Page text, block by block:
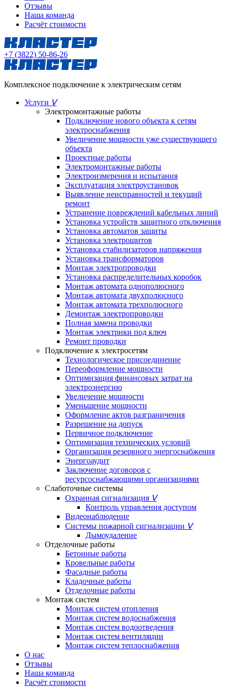
Отзывы
Наша команда
Расчёт стоимости
+7 (3822) 50-86-26
Комплексное подключение к электрическим сетям
Услуги ᐯ
Электромонтажные работы
Подключение нового объекта к сетям
электроснабжения
Увеличение мощности уже существующего
объекта
Проектные работы
Электромонтажные работы
Электроизмерения и испытания
Эксплуатация электроустановок
Выявление неисправностей и текущий
ремонт
Устранение повреждений кабельных линий
Установка устройств защитного отключения
Установка автоматов защиты
Установка электрощитов
Установка стабилизаторов напряжения
Установка трансформаторов
Монтаж электропроводки
Установка распределительных коробок
Монтаж автомата однополюсного
Монтаж автомата двухполюсного
Монтаж автомата трехполюсного
Демонтаж электропроводки
Полная замена проводки
Монтаж электрики под ключ
Ремонт проводки
Подключение к электросетям
Технологическое присоединение
Переоформление мощности
Оптимизация финансовых затрат на
электроэнергию
Увеличение мощности
Уменьшение мощности
Оформление актов разграничения
Разрешение на допуск
Первичное подключение
Оптимизация технических условий
Организация резервного энергоснабжения
Энергоаудит
Заключение договоров с
ресурсоснабжающими организациями
Слаботочные системы
Охранная сигнализация ᐯ
Контроль управления доступом
Видеонаблюдение
Системы пожарной сигнализации ᐯ
Дымоудаление
Отделочные работы
Бетонные работы
Кровельные работы
Фасадные работы
Кладочные работы
Отделочные работы
Монтаж систем
Монтаж систем отопления
Монтаж систем водоснабжения
Монтаж систем водоотведения
Монтаж систем вентиляции
Монтаж систем теплоснабжения
О нас
Отзывы
Наша команда
Расчёт стоимости